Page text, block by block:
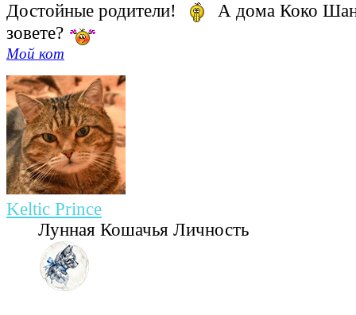
Достойные родители!
А дома Коко
зовете?
Мой кот
Keltic Prince
Лунная Кошачья Личность